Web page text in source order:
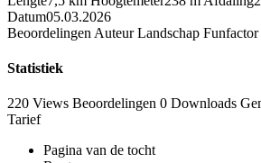
Datum05.03.2026
Beoordelingen Auteur Landschap Funfactor
Statistiek
220 Views Beoordelingen 0 Downloads
Tarief
Pagina van de tocht